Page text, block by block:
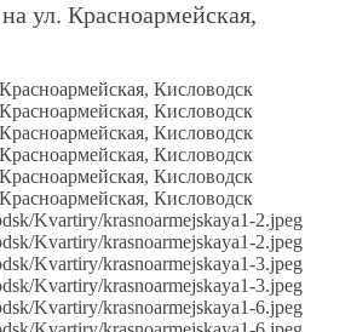
ул. Красноармейская,